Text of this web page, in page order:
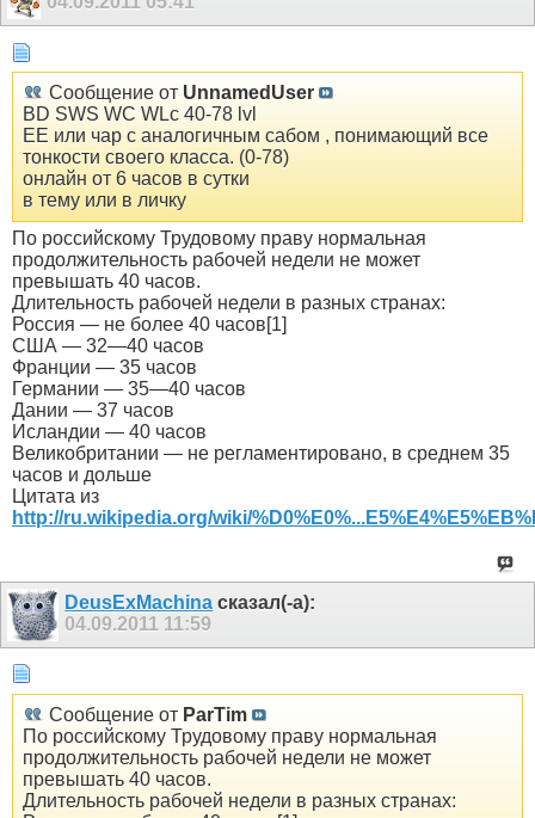
Сообщение от UnnamedUser
BD SWS WC WLc 40-78 lvl
EE или чар с аналогичным сабом , понимающий все
тонкости своего класса. (0-78)
онлайн от 6 часов в сутки
в тему или в личку
По российскому Трудовому праву нормальная
продолжительность рабочей недели не может
превышать 40 часов.
Длительность рабочей недели в разных странах:
Россия — не более 40 часов[1]
США — 32—40 часов
Франции — 35 часов
Германии — 35—40 часов
Дании — 37 часов
Исландии — 40 часов
Великобритании — не регламентировано, в среднем 35
часов и дольше
Цитата из
http://ru.wikipedia.org/wiki/
DeusExMachina сказал(-а):
04.09.2011 11:59
Сообщение от ParTim
По российскому Трудовому праву нормальная
продолжительность рабочей недели не может
превышать 40 часов.
Длительность рабочей недели в разных странах: